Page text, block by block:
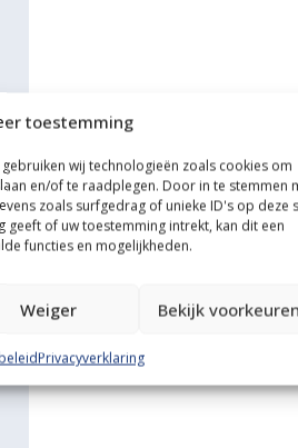
toestemming
wij technologieën zoals cookies om
en/of te raadplegen. Door in te stemmen
zoals surfgedrag of unieke ID's op deze
geeft of uw toestemming intrekt, kan dit een
functies en mogelijkheden.
Weiger Bekijk
Privacyverklaring